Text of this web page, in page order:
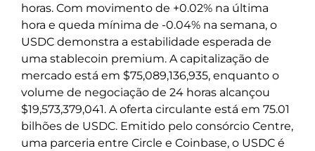
horas. Com movimento de +0.02% na última
hora e queda mínima de -0.04% na semana, o
USDC demonstra a estabilidade esperada de
uma stablecoin premium. A capitalização de
mercado está em $75,089,136,935, enquanto o
volume de negociação de 24 horas alcançou
$19,573,379,041. A oferta circulante está em 75.01
bilhões de USDC. Emitido pelo consórcio Centre,
uma parceria entre Circle e Coinbase, o USDC é